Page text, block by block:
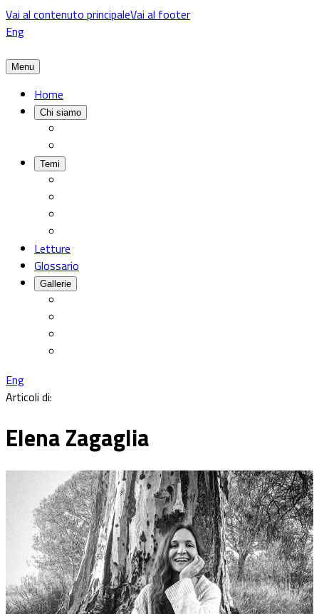
Vai al contenuto principaleVai al footer
Eng
Menu
Home
Chi siamo
Temi
Letture
Glossario
Gallerie
Eng
Articoli di:
Elena Zagaglia